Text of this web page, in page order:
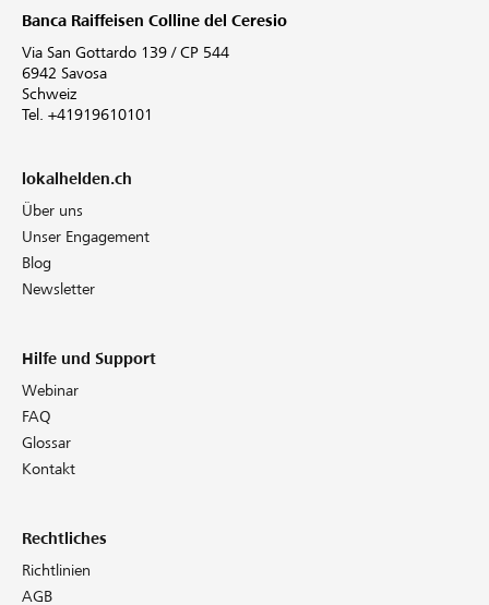
Banca Raiffeisen Colline del Ceresio
Via San Gottardo 139 / CP 544
6942 Savosa
Schweiz
Tel. +41919610101
lokalhelden.ch
Über uns
Unser Engagement
Blog
Newsletter
Hilfe und Support
Webinar
FAQ
Glossar
Kontakt
Rechtliches
Richtlinien
AGB